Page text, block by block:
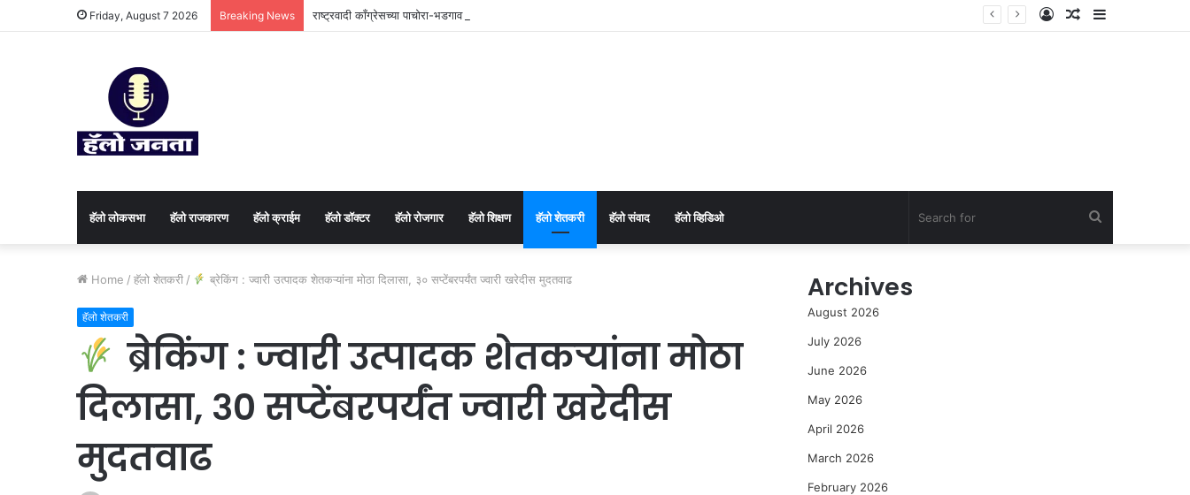
Friday, August 7 2026 Breaking News राष्ट्रवादी काँग्रेसच्या पाचोरा-भडगाव विधानसभा क्षेत्र प्रमुखपदी हर्षल पाटील यांची नियुक्ती. Sidebar
Random
Log
हॅलो लोकसभा हॅलो राजकारण ⁠हॅलो क्राईम हॅलो डॉक्टर ⁠हॅलो रोजगार हॅलो शिक्षण ⁠हॅलो शेतकरी ⁠हॅलो संवाद ⁠हॅलो व्हिडिओ
Home / ⁠हॅलो शेतकरी / ब्रेकिंग : ज्वारी उत्पादक शेतकऱ्यांना मोठा दिलासा, ३० सप्टेंबरपर्यंत ज्वारी खरेदीस मुदतवाढ
⁠हॅलो शेतकरी
ब्रेकिंग : ज्वारी उत्पादक शेतकऱ्यांना मोठा
दिलासा, ३० सप्टेंबरपर्यंत ज्वारी खरेदीस
मुदतवाढ
Archives
August 2026
July 2026
June 2026
May 2026
April 2026
March 2026
February 2026